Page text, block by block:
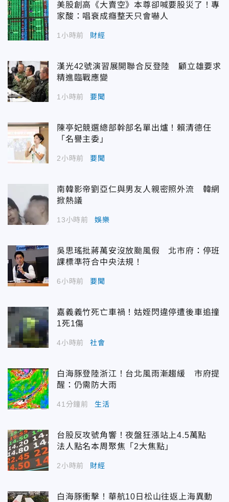
美股創高《大賣空》本尊卻喊要股災了！專
家酸：唱衰成癮整天只會嚇人
1小時前 財經
漢光42號演習展開聯合反登陸 顧立雄要求
精進臨戰應變
1小時前 要聞
陳亭妃競選總部幹部名單出爐！賴清德任
「名譽主委」
2小時前 要聞
南韓影帝劉亞仁與男友人親密照外流 韓網
掀熱議
13小時前 娛樂
吳思瑤批蔣萬安沒放颱風假 北市府：停班
課標準符合中央法規！
6小時前 要聞
嘉義義竹死亡車禍！姑姪閃違停遭後車追撞
1死1傷
4小時前 社會
白海豚登陸浙江！台北風雨漸趨緩 市府提
醒：仍需防大雨
41分鐘前 生活
台股反攻號角響！夜盤狂漲站上4.5萬點
法人點名本周聚焦「2大焦點」
2小時前 財經
白海豚衝擊！華航10日松山往返上海異動